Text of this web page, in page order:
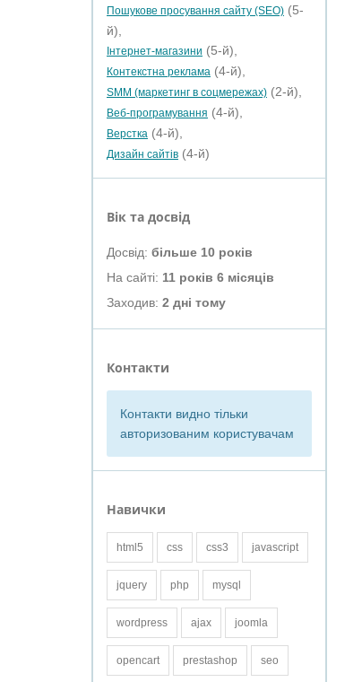
Пошукове просування сайту (SEO) (5-
й),
Інтернет-магазини (5-й),
Контекстна реклама (4-й),
SMM (маркетинг в соцмережах) (2-й),
Веб-програмування (4-й),
Верстка (4-й),
Дизайн сайтів (4-й)
Вік та досвід
Досвід: більше 10 років
На сайті: 11 років 6 місяців
Заходив: 2 дні тому
Контакти
Контакти видно тільки
авторизованим користувачам
Навички
html5 css css3 javascript
jquery php mysql
wordpress ajax joomla
opencart prestashop seo